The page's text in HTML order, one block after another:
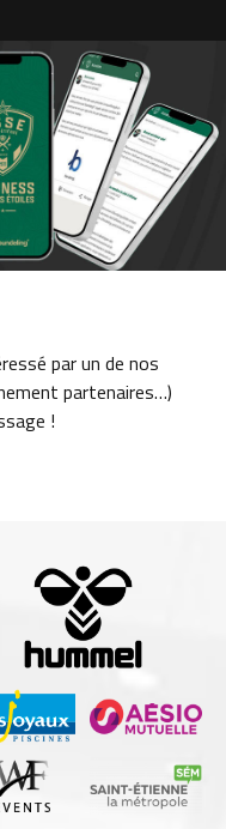
par un de nos
partenaires…)
!